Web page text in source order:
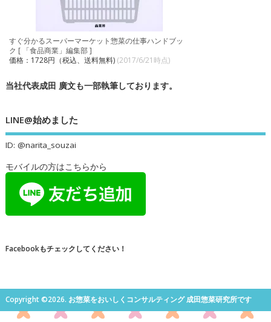
すぐ分かるスーパーマーケット惣菜の仕事ハンドブッ
ク [ 「食品商業」編集部 ]
価格：1728円（税込、送料無料) (2017/6/21時点)
当社代表成田 廣文も一部執筆しております。
LINE@始めました
ID: @narita_souzai
モバイルの方はこちらから
Facebookもチェックしてください！
Copyright ©2026. お惣菜をおいしくコンサルティング 成田惣菜研究所です